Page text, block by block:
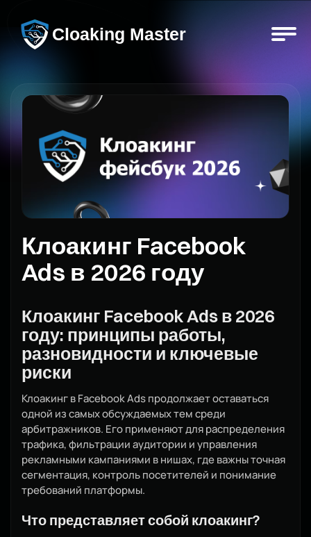
Cloaking Master
Клоакинг Facebook
Ads в 2026 году
Клоакинг Facebook Ads в 2026
году: принципы работы,
разновидности и ключевые
риски
Клоакинг в Facebook Ads продолжает оставаться
одной из самых обсуждаемых тем среди
арбитражников. Его применяют для распределения
трафика, фильтрации аудитории и управления
рекламными кампаниями в нишах, где важны точная
сегментация, контроль посетителей и понимание
требований платформы.
Что представляет собой клоакинг?